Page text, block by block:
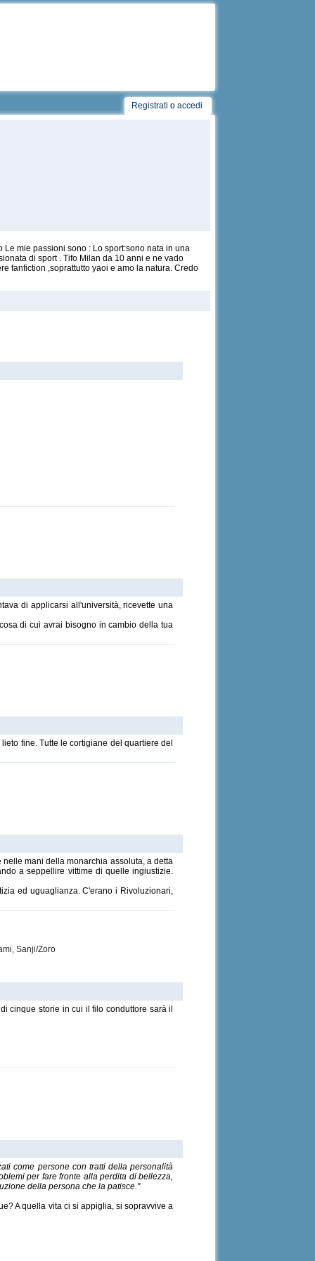
Registrati o accedi
mie passioni sono : Lo sport:sono nata in una
di sport . Tifo Milan da 10 anni e ne vado
fanfiction ,soprattutto yaoi e amo la natura. Credo
di applicarsi all'università, ricevette una
di cui avrai bisogno in cambio della tua
fine. Tutte le cortigiane del quartiere del
mani della monarchia assoluta, a detta
a seppellire vittime di quelle ingiustizie.
ed uguaglianza. C'erano i Rivoluzionari,
Sanji/Zoro
cinque storie in cui il filo conduttore sarà il
come persone con tratti della personalità
per fare fronte alla perdita di bellezza,
della persona che la patisce."
A quella vita ci si appiglia, si sopravvive a